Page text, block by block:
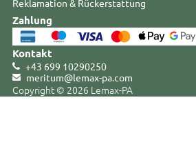
Reklamation & Rückerstattung
Zahlung
Kontakt
+43 699 10290250
meritum@lemax-pa.com
Copyright © 2026 Lemax-PA